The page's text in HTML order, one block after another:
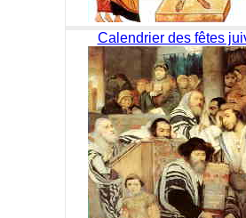
Calendrier des fêtes